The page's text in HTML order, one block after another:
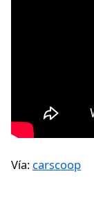
Vía: carscoop